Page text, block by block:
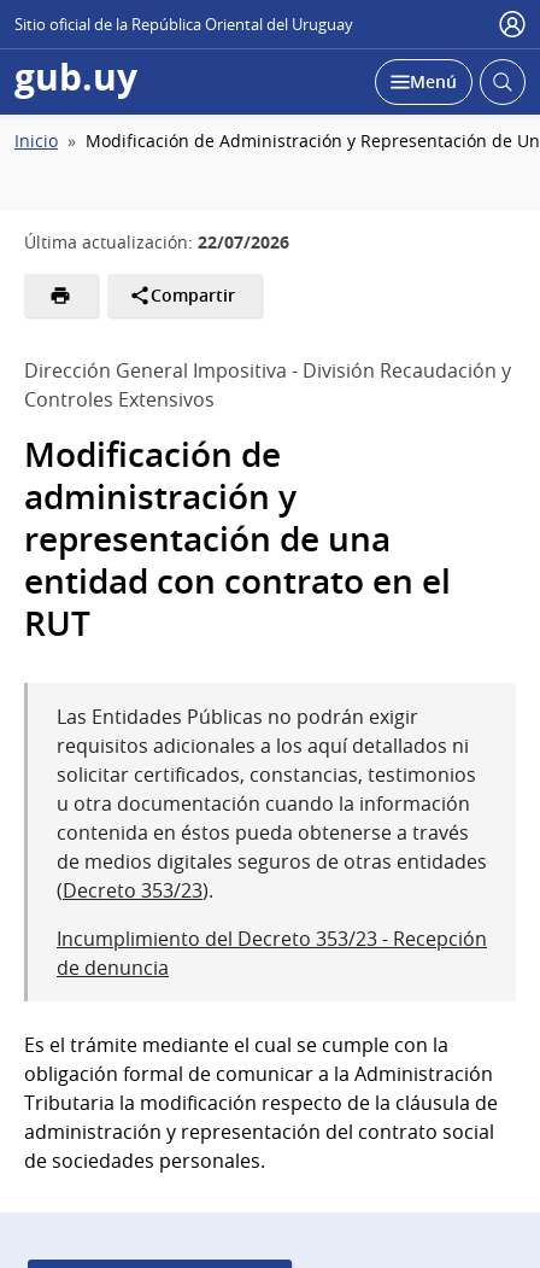
Sitio oficial de la República Oriental del Uruguay
gub.uy Desplegar
Menú Abrir
Ruta
Inicio Modificación de Administración y Representación de
Última actualización: 22/07/2026
Compartir
Dirección General Impositiva - División Recaudación y
Controles Extensivos
Modificación de
administración y
representación de una
entidad con contrato en el
RUT
Las Entidades Públicas no podrán exigir
requisitos adicionales a los aquí detallados ni
solicitar certificados, constancias, testimonios
u otra documentación cuando la información
contenida en éstos pueda obtenerse a través
de medios digitales seguros de otras entidades
(Decreto 353/23).
Incumplimiento del Decreto 353/23 - Recepción
de denuncia
Es el trámite mediante el cual se cumple con la
obligación formal de comunicar a la Administración
Tributaria la modificación respecto de la cláusula de
administración y representación del contrato social
de sociedades personales.